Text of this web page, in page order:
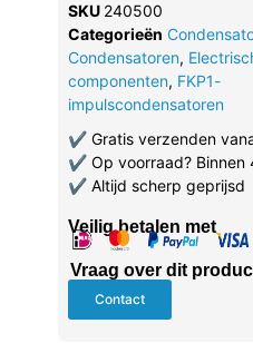
SKU 240500
Categorieën
Condensatoren,
componenten, FKP1-
impulscondensatoren
✔Gratis verzenden
✔Op voorraad? Binnen
✔Altijd scherp geprijsd
Veilig betalen met
Vraag over dit
Contact